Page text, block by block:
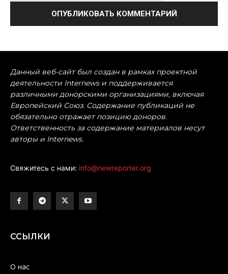
Данный веб-сайт был создан в рамках проектной
деятельности Internews и поддерживается
различными донорскими организациями, включая
Европейский Союз. Содержание публикаций не
обязательно отражает позицию доноров.
Ответственность за содержание материалов несут
авторы и Internews.
Свяжитесь с нами: info@newreporter.org
ССЫЛКИ
О нас